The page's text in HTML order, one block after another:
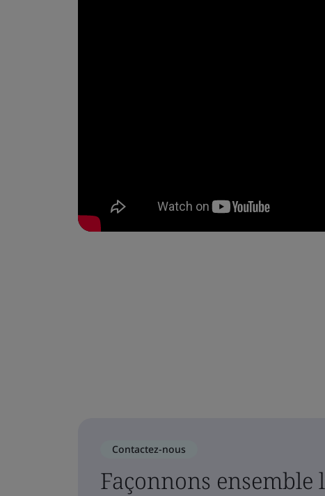
Contactez-nous
Façonnons ensemble